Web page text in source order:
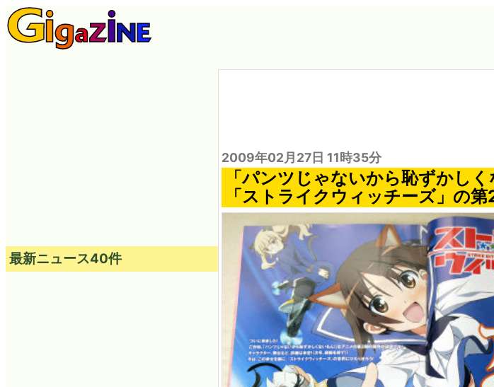
2009年02月27日 11時35分
「パンツじゃないから恥ずかし
「ストライクウィッチーズ」の
最新ニュース40件